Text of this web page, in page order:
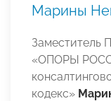
Марины
Заместитель
«ОПОРЫ
кодекс»